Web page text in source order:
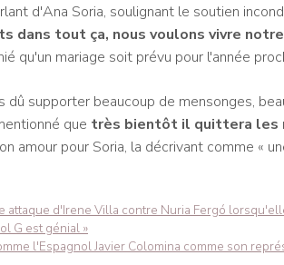
d'Ana Soria, soulignant le soutien
dans tout ça, nous voulons vivre
qu'un mariage soit prévu pour l'année
dû supporter beaucoup de mensonges,
que très bientôt il quittera les
amour pour Soria, la décrivant comme «
attaque d'Irene Villa contre Nuria Fergó
G est génial »
l'Espagnol Javier Colomina comme son